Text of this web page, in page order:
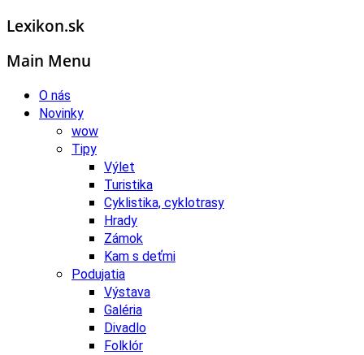
Lexikon.sk
Main Menu
O nás
Novinky
wow
Tipy
Výlet
Turistika
Cyklistika, cyklotrasy
Hrady
Zámok
Kam s deťmi
Podujatia
Výstava
Galéria
Divadlo
Folklór